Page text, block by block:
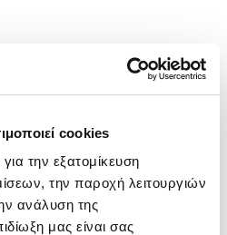
cookies
την εξατομίκευση
την παροχή λειτουργιών
ανάλυση της
μας είναι σας